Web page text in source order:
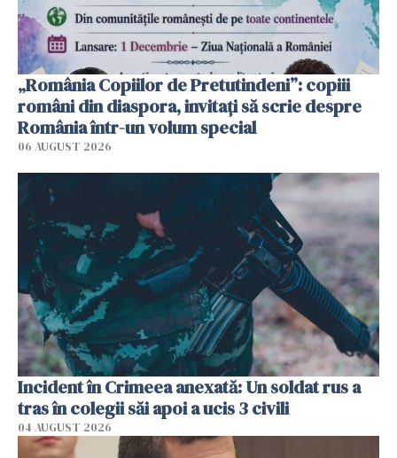
„România Copiilor de Pretutindeni”: copiii
români din diaspora, invitați să scrie despre
România într-un volum special
06 AUGUST 2026
Incident în Crimeea anexată: Un soldat rus a
tras în colegii săi apoi a ucis 3 civili
04 AUGUST 2026